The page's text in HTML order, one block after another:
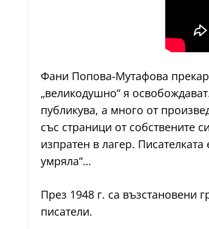
Фани Попова-Мутафова
„великодушно“ я
публикува, а много от
със страници от собствените
изпратен в лагер.
умряла“…
През 1948 г. са възстановени
писатели.